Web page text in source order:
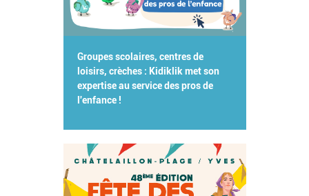
Groupes scolaires, centres de
loisirs, crèches : Kidiklik met son
expertise au service des pros de
l'enfance !